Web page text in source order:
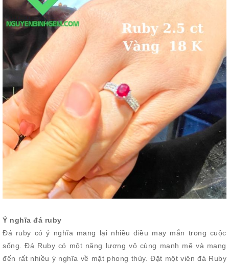
Ý nghĩa đá ruby
Đá ruby có ý nghĩa mang lại nhiều điều may mắn trong cuộc
sống. Đá Ruby có một năng lượng vô cùng mạnh mẽ và mang
đến rất nhiều ý nghĩa về mặt phong thủy. Đặt một viên đá Ruby